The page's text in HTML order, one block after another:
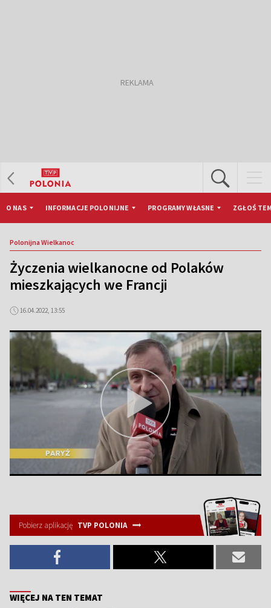
O NAS INFORMACJE POLONIJNE PROGRAMY WŁASNE ZGŁOŚ
Polonijna Wielkanoc
Życzenia wielkanocne od Polaków
mieszkających we Francji
16.04.2022, 13:55
Pobierz aplikację TVP POLONIA
WIĘCEJ NA TEN TEMAT